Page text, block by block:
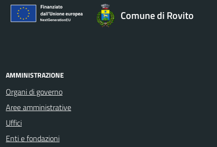
Comune di Rovito
AMMINISTRAZIONE
Organi di governo
Aree amministrative
Uffici
Enti e fondazioni